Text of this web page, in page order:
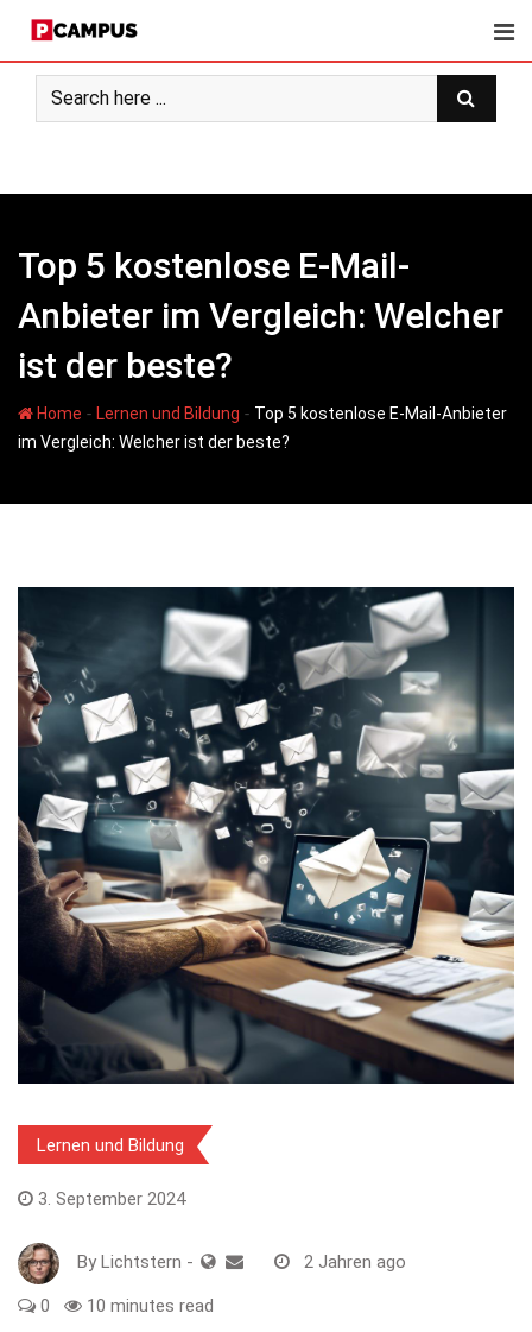
content
Top 5 kostenlose E-Mail-
Anbieter im Vergleich: Welcher
ist der beste?
Home - Lernen und Bildung - Top 5 kostenlose E-Mail-Anbieter
im Vergleich: Welcher ist der beste?
Lernen und Bildung
3. September 2024
By Lichtstern - 2 Jahren ago
0 10 minutes read